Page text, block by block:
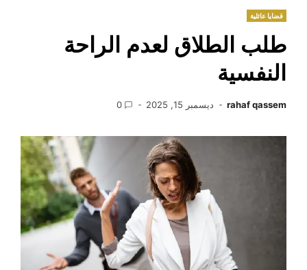
قضايا عائلية
طلب الطلاق لعدم الراحة
النفسية
rahaf qassem ديسمبر 15, 2025 0